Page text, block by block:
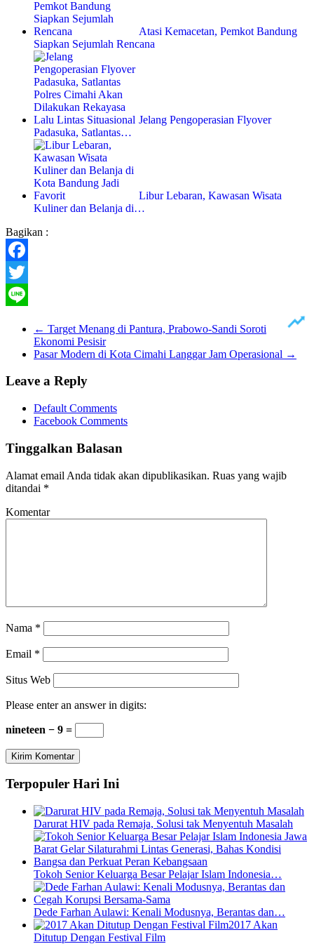
Atasi Kemacetan, Pemkot Bandung
Siapkan Sejumlah Rencana
Jelang Pengoperasian Flyover
Padasuka, Satlantas…
Libur Lebaran, Kawasan Wisata
Kuliner dan Belanja di…
Bagikan :
Facebook
Twitter
← Target Menang di Pantura, Prabowo-Sandi Soroti
Ekonomi Pesisir
Pasar Modern di Kota Cimahi Langgar Jam Operasional →
Leave a Reply
Default Comments
Facebook Comments
Tinggalkan Balasan
Alamat email Anda tidak akan dipublikasikan. Ruas yang wajib
ditandai *
Komentar
Nama *
Email *
Situs Web
Please enter an answer in digits:
nineteen − 9 =
Terpopuler Hari Ini
Darurat HIV pada Remaja, Solusi tak Menyentuh Masalah
Tokoh Senior Keluarga Besar Pelajar Islam Indonesia…
Dede Farhan Aulawi: Kenali Modusnya, Berantas dan…
2017 Akan
Ditutup Dengan Festival Film